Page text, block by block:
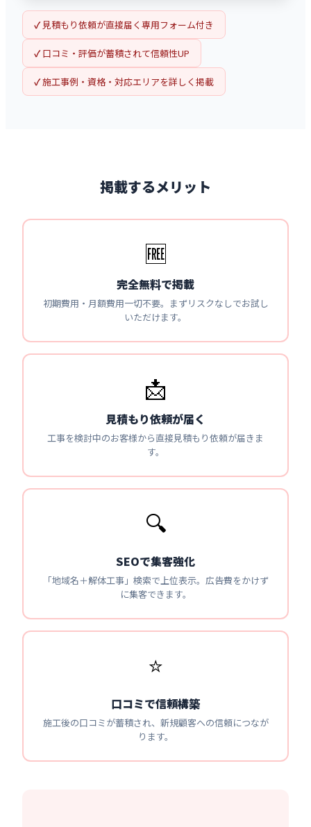
✓見積もり依頼が直接届く専用フォーム付き
✓口コミ・評価が蓄積されて信頼性UP
✓施工事例・資格・対応エリアを詳しく掲載
掲載するメリット
🆓
完全無料で掲載
初期費用・月額費用一切不要。まずリスクなしでお試し
いただけます。
📩
見積もり依頼が届く
工事を検討中のお客様から直接見積もり依頼が届きま
す。
🔍
SEOで集客強化
「地域名＋解体工事」検索で上位表示。広告費をかけず
に集客できます。
⭐
口コミで信頼構築
施工後の口コミが蓄積され、新規顧客への信頼につなが
ります。